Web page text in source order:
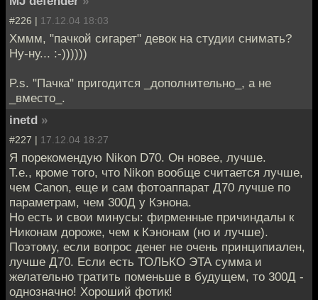
#226 | 17.12.04 18:03
Хммм, "пачкой сигарет" девок на студии снимать?
Ну-ну... :-))))))
P.s. "Пачка" пригодится _дополнительно_, а не
_вместо_.
inetd »
#227 | 17.12.04 18:27
Я порекомендую Nikon D70. Он новее, лучше.
Т.е., кроме того, что Nikon вообще считается лучше,
чем Canon, еще и сам фотоаппарат Д70 лучше по
параметрам, чем 300Д у Кэнона.
Но есть и свои минусы: фирменные причиндалы к
Никонам дороже, чем к Кэнонам (но и лучше).
Поэтому, если вопрос денег не очень принципиален,
лучше Д70. Если есть ТОЛЬКО ЭТА сумма и
желательно тратить поменьше в будущем, то 300Д -
однозначно! Хороший фотик!